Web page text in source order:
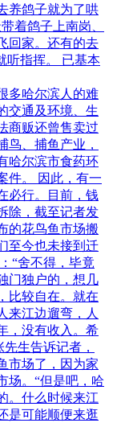
养鸽子就为了哄
着鸽子上南岗、
回家。还有的去
听指挥。 已基本
多哈尔滨人的难
交通及环境、生
商贩还曾售卖过
鸟、捕鱼产业，
哈尔滨市食药环
件。 因此，有一
必行。目前，钱
除，截至记者发
的花鸟鱼市场搬
至今也未接到迁
“舍不得，毕竟
门独户的，想几
比较自在。就在
来江边遛弯，人
，没有收入。希
生告诉记者，
市场了，因为家
场。“但是吧，哈
。什么时候来江
是可能顺便来逛